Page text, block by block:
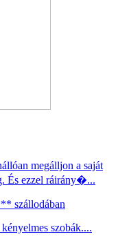
megálljon a saját
És ezzel ráirány�...
szállodában
szobák....